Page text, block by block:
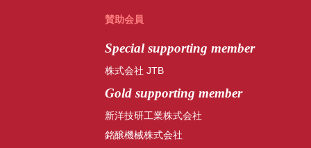
賛助会員
Specialsupporting member
株式会社 JTB
Gold supporting member
新洋技研工業株式会社
銘醸機械株式会社